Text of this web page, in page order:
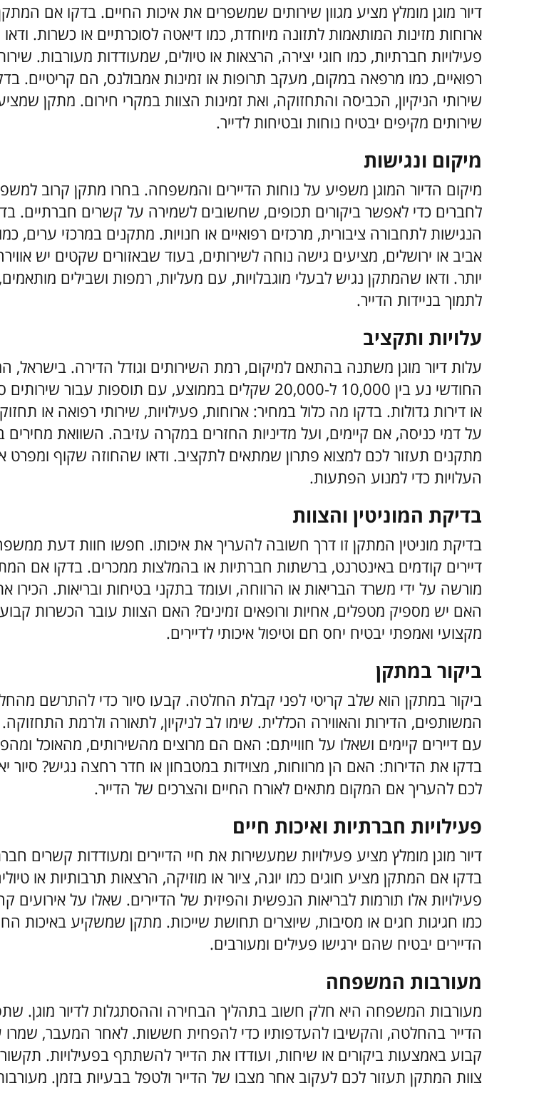
דיור מוגן מומלץ מציע מגוון שירותים שמשפרים את איכות החיים. בדקו אם
ארוחות מזינות המותאמות לתזונה מיוחדת, כמו דיאטה לסוכרתיים או כשרות.
פעילויות חברתיות, כמו חוגי יצירה, הרצאות או טיולים, שמעודדות מעורבות.
רפואיים, כמו מרפאה במקום, מעקב תרופות או זמינות אמבולנס, הם קריטיים.
שירותי הניקיון, הכביסה והתחזוקה, ואת זמינות הצוות במקרי חירום. מתקן
שירותים מקיפים יבטיח נוחות ובטיחות לדייר.
מיקום ונגישות
מיקום הדיור המוגן משפיע על נוחות הדיירים והמשפחה. בחרו מתקן קרוב
לחברים כדי לאפשר ביקורים תכופים, שחשובים לשמירה על קשרים חברתיים.
הנגישות לתחבורה ציבורית, מרכזים רפואיים או חנויות. מתקנים במרכזי ערים,
אביב או ירושלים, מציעים גישה נוחה לשירותים, בעוד שבאזורים שקטים יש
יותר. ודאו שהמתקן נגיש לבעלי מוגבלויות, עם מעליות, רמפות ושבילים
לתמוך בניידות הדייר.
עלויות ותקציב
עלות דיור מוגן משתנה בהתאם למיקום, רמת השירותים וגודל הדירה. בישראל,
החודשי נע בין 10,000 ל-20,000 שקלים בממוצע, עם תוספות עבור
או דירות גדולות. בדקו מה כלול במחיר: ארוחות, פעילויות, שירותי רפואה או
על דמי כניסה, אם קיימים, ועל מדיניות החזרים במקרה עזיבה. השוואת מחירים
מתקנים תעזור לכם למצוא פתרון שמתאים לתקציב. ודאו שהחוזה שקוף ומפרט
העלויות כדי למנוע הפתעות.
בדיקת המוניטין והצוות
בדיקת מוניטין המתקן זו דרך חשובה להעריך את איכותו. חפשו חוות דעת
דיירים קודמים באינטרנט, ברשתות חברתיות או בהמלצות ממכרים. בדקו אם
מורשה על ידי משרד הבריאות או הרווחה, ועומד בתקני בטיחות ובריאות. הכירו
האם יש מספיק מטפלים, אחיות ורופאים זמינים? האם הצוות עובר הכשרות
מקצועי ואמפתי יבטיח יחס חם וטיפול איכותי לדיירים.
ביקור במתקן
ביקור במתקן הוא שלב קריטי לפני קבלת החלטה. קבעו סיור כדי להתרשם
המשותפים, הדירות והאווירה הכללית. שימו לב לניקיון, לתאורה ולרמת
עם דיירים קיימים ושאלו על חווייתם: האם הם מרוצים מהשירותים, מהאוכל
בדקו את הדירות: האם הן מרווחות, מצוידות במטבחון או חדר רחצה נגיש? סיור
לכם להעריך אם המקום מתאים לאורח החיים והצרכים של הדייר.
פעילויות חברתיות ואיכות חיים
דיור מוגן מומלץ מציע פעילויות שמעשירות את חיי הדיירים ומעודדות קשרים
בדקו אם המתקן מציע חוגים כמו יוגה, ציור או מוזיקה, הרצאות תרבותיות או
פעילויות אלו תורמות לבריאות הנפשית והפיזית של הדיירים. שאלו על אירועים
כמו חגיגות חגים או מסיבות, שיוצרים תחושת שייכות. מתקן שמשקיע באיכות
הדיירים יבטיח שהם ירגישו פעילים ומעורבים.
מעורבות המשפחה
מעורבות המשפחה היא חלק חשוב בתהליך הבחירה וההסתגלות לדיור מוגן.
הדייר בהחלטה, והקשיבו להעדפותיו כדי להפחית חששות. לאחר המעבר,
קבוע באמצעות ביקורים או שיחות, ועודדו את הדייר להשתתף בפעילויות.
צוות המתקן תעזור לכם לעקוב אחר מצבו של הדייר ולטפל בבעיות בזמן.